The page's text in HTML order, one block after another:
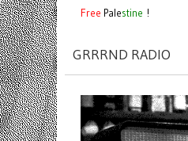
Free Palestine !
GRRRND RADIO